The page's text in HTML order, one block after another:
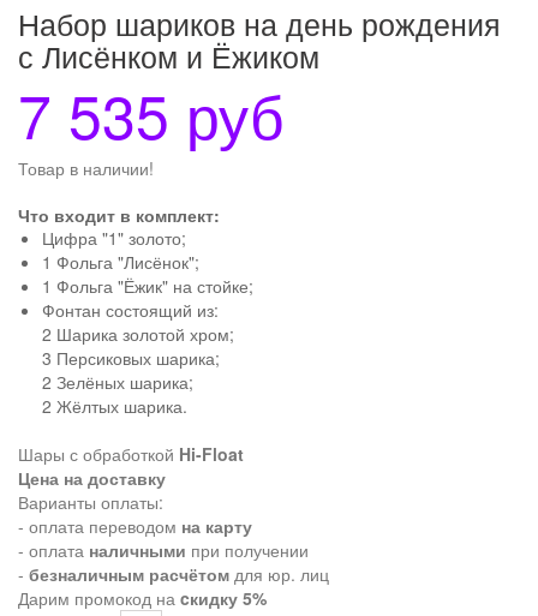
Набор шариков на день рождения
с Лисёнком и Ёжиком
7 535 руб
Товар в наличии!
Что входит в комплект:
Цифра "1" золото;
1 Фольга "Лисёнок";
1 Фольга "Ёжик" на стойке;
Фонтан состоящий из:
2 Шарика золотой хром;
3 Персиковых шарика;
2 Зелёных шарика;
2 Жёлтых шарика.
Шары с обработкой Hi-Float
Цена на доставку
Варианты оплаты:
- оплата переводом на карту
- оплата наличными при получении
- безналичным расчётом для юр. лиц
Дарим промокод на cкидку 5%